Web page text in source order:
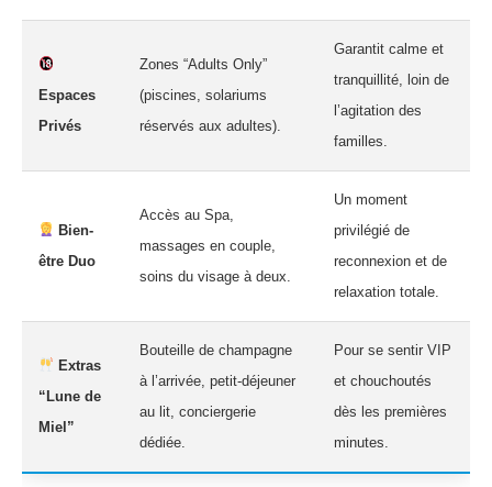
Espaces
Privés
Zones “Adults Only”
(piscines, solariums
réservés aux adultes).
Garantit calme et
tranquillité, loin de
l’agitation des
familles.
Bien-
être Duo
Accès au Spa,
massages en couple,
soins du visage à deux.
Un moment
privilégié de
reconnexion et de
relaxation totale.
Extras
“Lune de
Miel”
Bouteille de champagne
à l’arrivée, petit-déjeuner
au lit, conciergerie
dédiée.
Pour se sentir VIP
et chouchoutés
dès les premières
minutes.